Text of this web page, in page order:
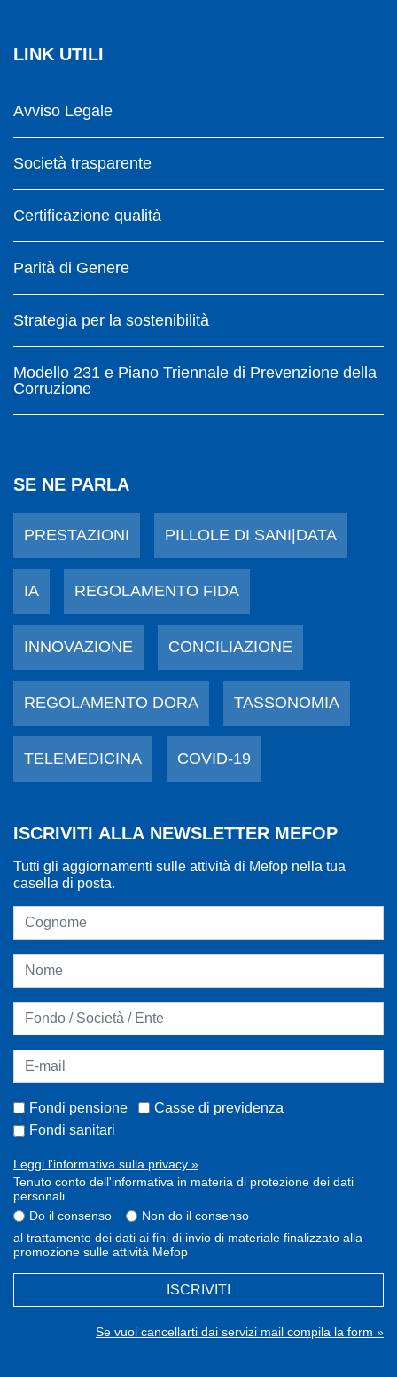
LINK UTILI
Avviso Legale
Società trasparente
Certificazione qualità
Parità di Genere
Strategia per la sostenibilità
Modello 231 e Piano Triennale di Prevenzione della
Corruzione
SE NE PARLA
PRESTAZIONI PILLOLE DI SANI|DATA
IA REGOLAMENTO FIDA
INNOVAZIONE CONCILIAZIONE
REGOLAMENTO DORA TASSONOMIA
TELEMEDICINA COVID-19
ISCRIVITI ALLA NEWSLETTER MEFOP
Tutti gli aggiornamenti sulle attività di Mefop nella tua
casella di posta.
Fondi pensione
Casse di previdenza
Fondi sanitari
Leggi l'informativa sulla privacy »
Tenuto conto dell'informativa in materia di protezione dei dati
personali
Do il consenso
Non do il consenso
al trattamento dei dati ai fini di invio di materiale finalizzato alla
promozione sulle attività Mefop
ISCRIVITI
Se vuoi cancellarti dai servizi mail compila la form »